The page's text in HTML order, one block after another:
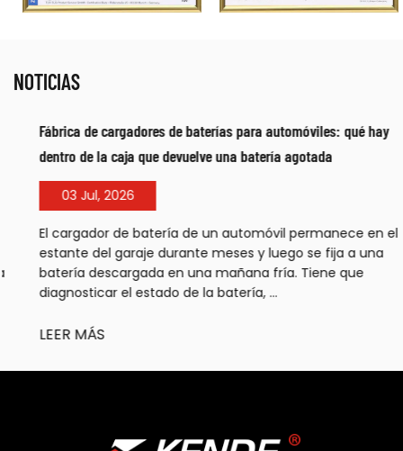
NOTICIAS
Fábrica de cargadores de baterías para automóviles: qué hay
dentro de la caja que devuelve una batería agotada
03 Jul, 2026
El cargador de batería de un automóvil permanece en el
estante del garaje durante meses y luego se fija a una
batería descargada en una mañana fría. Tiene que
diagnosticar el estado de la batería, ...
LEER MÁS